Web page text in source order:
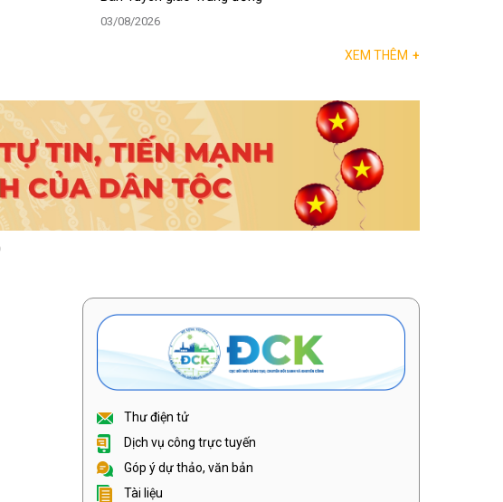
03/08/2026
XEM THÊM +
Thư điện tử
Dịch vụ công trực tuyến
Góp ý dự thảo, văn bản
Tài liệu